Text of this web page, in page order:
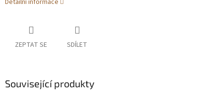
Detailní informace
ZEPTAT SE SDÍLET
Související produkty